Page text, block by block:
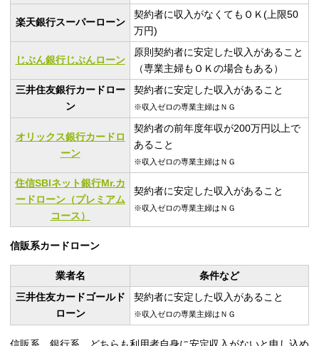
楽天銀行スーパーローン
契約者に収入がなくてもＯＫ(上限50
万円)
じぶん銀行じぶんローン
原則契約者に安定した収入があること
（専業主婦もＯＫの場合もある）
三井住友銀行カードロー
ン
契約者に安定した収入があること
※収入ゼロの専業主婦はＮＧ
オリックス銀行カードロ
ーン
契約者の前年度年収が200万円以上で
あること
※収入ゼロの専業主婦はＮＧ
住信SBIネット銀行Mr.カ
ードローン（プレミアム
コース）
契約者に安定した収入があること
※収入ゼロの専業主婦はＮＧ
信販系カードローン
業者名
条件など
三井住友カードゴールド
ローン
契約者に安定した収入があること
※収入ゼロの専業主婦はＮＧ